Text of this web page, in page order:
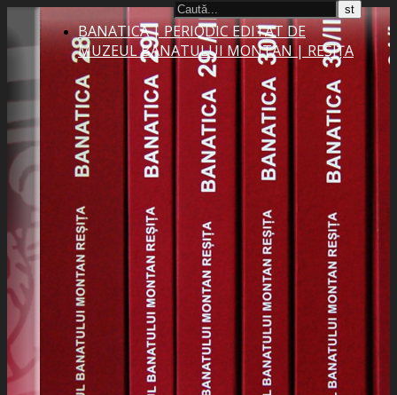
BANATICA | PERIODIC EDITAT DE
MUZEUL BANATULUI MONTAN | REȘIȚA